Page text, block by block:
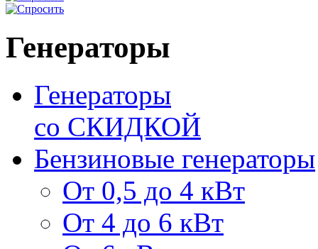
Генераторы
Генераторы
со СКИДКОЙ
Бензиновые генераторы
От 0,5 до 4 кВт
От 4 до 6 кВт